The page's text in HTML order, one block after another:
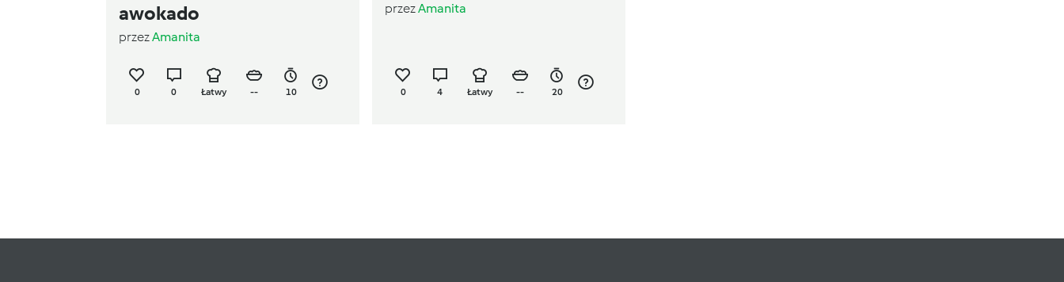
awokado
przezAmanita
0 0 Łatwy -- 10
przezAmanita
0 4 Łatwy -- 20